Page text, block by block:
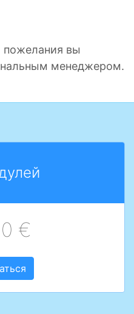
пожелания вы
менеджером.
€